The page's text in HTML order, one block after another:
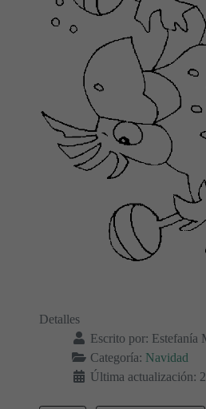
Detalles
Escrito por: Estefanía
Categoría: Navidad
Última actualización: